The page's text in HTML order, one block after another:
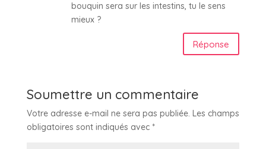
bouquin sera sur les intestins, tu le sens
mieux ?
Réponse
Soumettre un commentaire
Votre adresse e-mail ne sera pas publiée. Les champs
obligatoires sont indiqués avec *